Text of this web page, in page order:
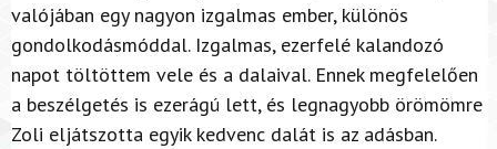
valójában egy nagyon izgalmas ember, különös
gondolkodásmóddal. Izgalmas, ezerfelé kalandozó
napot töltöttem vele és a dalaival. Ennek megfelelően
a beszélgetés is ezerágú lett, és legnagyobb örömömre
Zoli eljátszotta egyik kedvenc dalát is az adásban.